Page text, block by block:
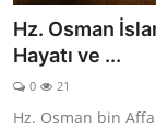
Hz. Osman
Hayatı ve ...
0 21
Hz. Osman bin